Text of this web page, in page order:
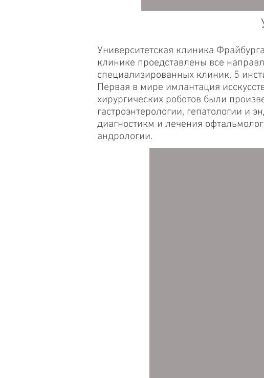
Университетская клиника
клинике проедставлены все
специализированных клиник, 5
Первая в мире имлантация
хирургических роботов были
гастроэнтерологии, гепатологии и
диагностикм и лечения
андрологии.